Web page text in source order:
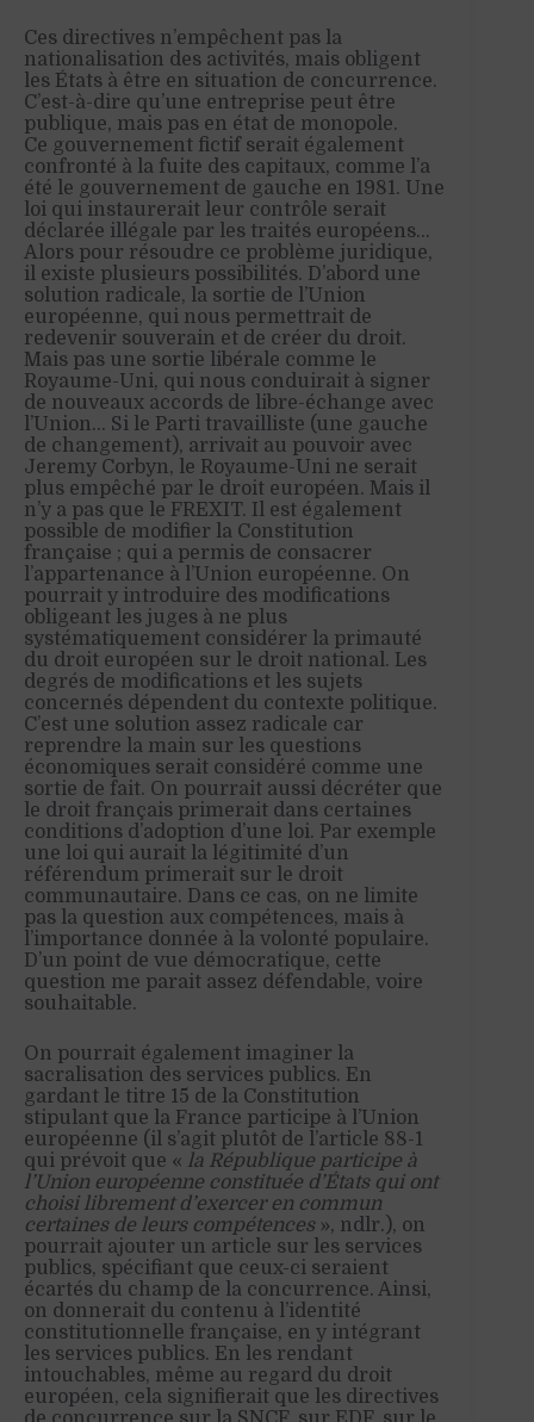
Ces directives n’empêchent pas la
nationalisation des activités, mais obligent
les États à être en situation de concurrence.
C’est-à-dire qu’une entreprise peut être
publique, mais pas en état de monopole.
Ce gouvernement fictif serait également
confronté à la fuite des capitaux, comme l’a
été le gouvernement de gauche en 1981. Une
loi qui instaurerait leur contrôle serait
déclarée illégale par les traités européens…
Alors pour résoudre ce problème juridique,
il existe plusieurs possibilités. D’abord une
solution radicale, la sortie de l’Union
européenne, qui nous permettrait de
redevenir souverain et de créer du droit.
Mais pas une sortie libérale comme le
Royaume-Uni, qui nous conduirait à signer
de nouveaux accords de libre-échange avec
l’Union… Si le Parti travailliste (une gauche
de changement), arrivait au pouvoir avec
Jeremy Corbyn, le Royaume-Uni ne serait
plus empêché par le droit européen. Mais il
n’y a pas que le FREXIT. Il est également
possible de modifier la Constitution
française ; qui a permis de consacrer
l’appartenance à l’Union européenne. On
pourrait y introduire des modifications
obligeant les juges à ne plus
systématiquement considérer la primauté
du droit européen sur le droit national. Les
degrés de modifications et les sujets
concernés dépendent du contexte politique.
C’est une solution assez radicale car
reprendre la main sur les questions
économiques serait considéré comme une
sortie de fait. On pourrait aussi décréter que
le droit français primerait dans certaines
conditions d’adoption d’une loi. Par exemple
une loi qui aurait la légitimité d’un
référendum primerait sur le droit
communautaire. Dans ce cas, on ne limite
pas la question aux compétences, mais à
l’importance donnée à la volonté populaire.
D’un point de vue démocratique, cette
question me parait assez défendable, voire
souhaitable.
On pourrait également imaginer la
sacralisation des services publics. En
gardant le titre 15 de la Constitution
stipulant que la France participe à l’Union
européenne (il s’agit plutôt de l’article 88-1
qui prévoit que « la République participe à
l’Union européenne constituée d’États qui ont
choisi librement d’exercer en commun
certaines de leurs compétences», ndlr.), on
pourrait ajouter un article sur les services
publics, spécifiant que ceux-ci seraient
écartés du champ de la concurrence. Ainsi,
on donnerait du contenu à l’identité
constitutionnelle française, en y intégrant
les services publics. En les rendant
intouchables, même au regard du droit
européen, cela signifierait que les directives